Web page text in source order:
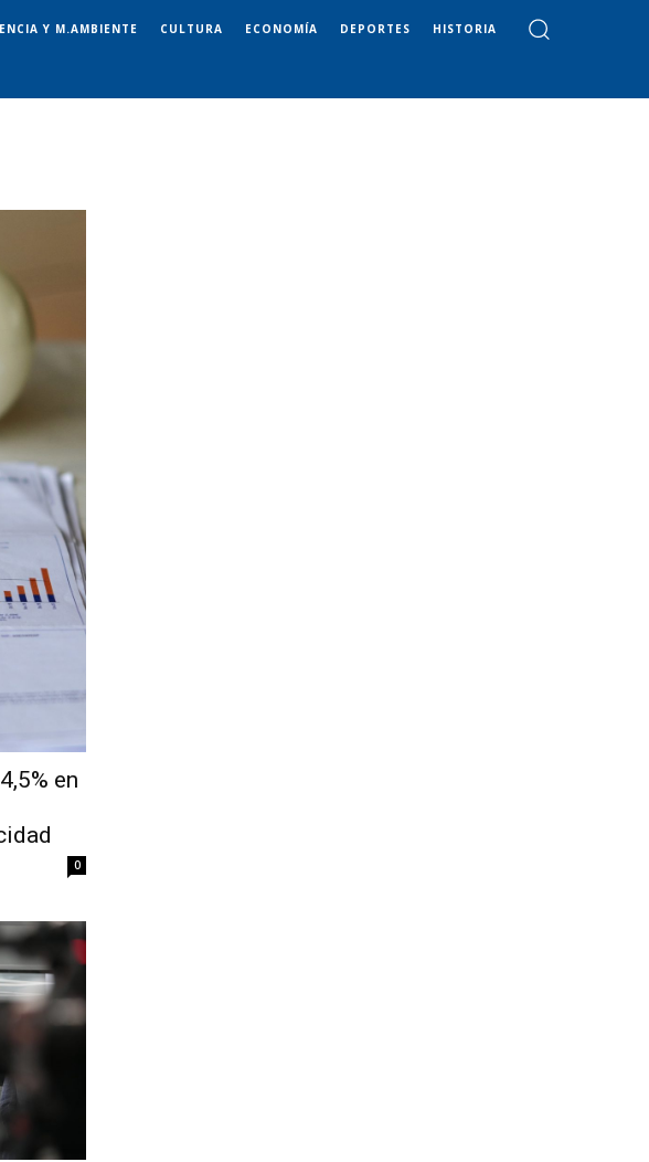
Y M.AMBIENTE CULTURA ECONOMÍA DEPORTES HISTORIA
en
0